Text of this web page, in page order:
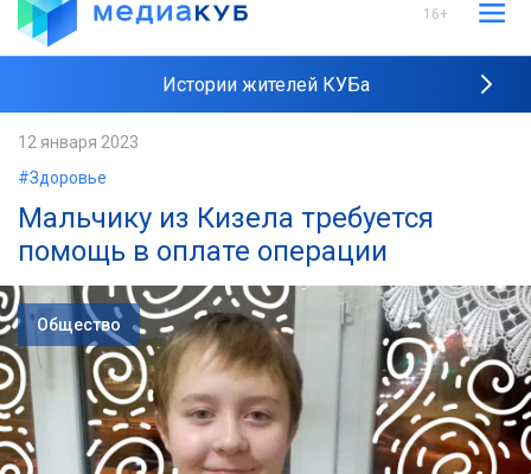
16+
Истории жителей КУБа
12 января 2023
#Здоровье
Мальчику из Кизела требуется
помощь в оплате операции
Общество